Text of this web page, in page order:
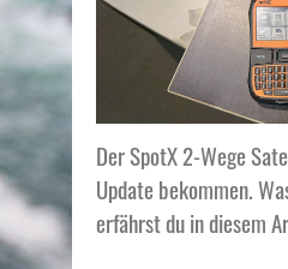
Der SpotX 2-Wege
Update bekommen.
erfährst du in diesem